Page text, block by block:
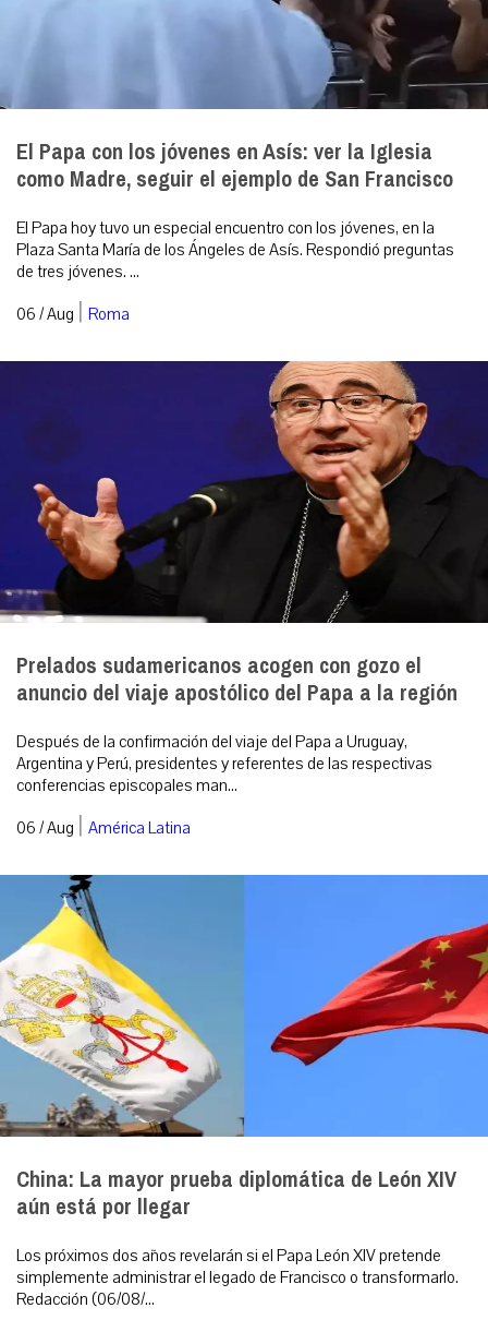
El Papa con los jóvenes en Asís: ver la Iglesia
como Madre, seguir el ejemplo de San Francisco
El Papa hoy tuvo un especial encuentro con los jóvenes, en la
Plaza Santa María de los Ángeles de Asís. Respondió preguntas
de tres jóvenes. ...
06 / Aug | Roma
Prelados sudamericanos acogen con gozo el
anuncio del viaje apostólico del Papa a la región
Después de la confirmación del viaje del Papa a Uruguay,
Argentina y Perú, presidentes y referentes de las respectivas
conferencias episcopales man...
06 / Aug | América Latina
China: La mayor prueba diplomática de León XIV
aún está por llegar
Los próximos dos años revelarán si el Papa León XIV pretende
simplemente administrar el legado de Francisco o transformarlo.
Redacción (06/08/...